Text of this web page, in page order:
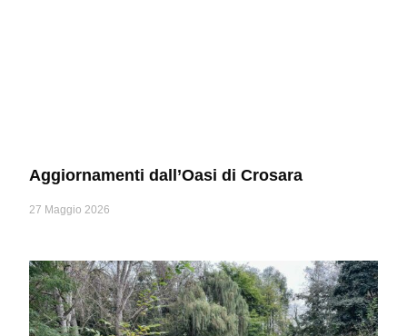
Aggiornamenti dall’Oasi di Crosara
27 Maggio 2026